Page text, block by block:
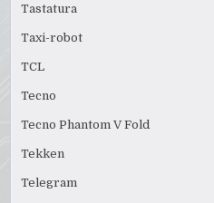
Tastatura
Taxi-robot
TCL
Tecno
Tecno Phantom V Fold
Tekken
Telegram